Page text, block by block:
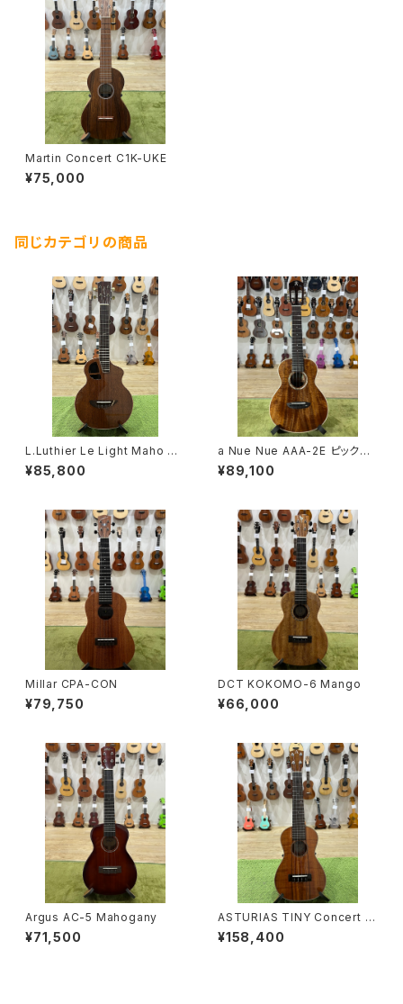
Martin Concert C1K-UKE
¥75,000
同じカテゴリの商品
L.Luthier Le Light Maho w/
PU Concert
¥85,800
a Nue Nue AAA-2E ピックア
ップ付き Taiwan Acacia Con
cert
¥89,100
Millar CPA-CON
¥79,750
DCT KOKOMO-6 Mango
¥66,000
Argus AC-5 Mahogany
¥71,500
ASTURIAS TINY Concert K
oa
¥158,400